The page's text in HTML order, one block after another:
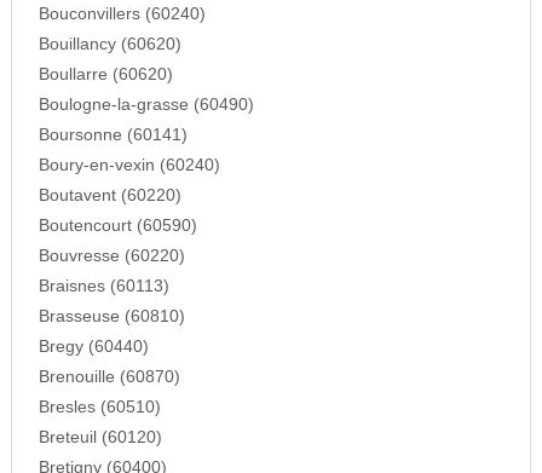
Bouconvillers (60240)
Bouillancy (60620)
Boullarre (60620)
Boulogne-la-grasse (60490)
Boursonne (60141)
Boury-en-vexin (60240)
Boutavent (60220)
Boutencourt (60590)
Bouvresse (60220)
Braisnes (60113)
Brasseuse (60810)
Bregy (60440)
Brenouille (60870)
Bresles (60510)
Breteuil (60120)
Bretigny (60400)